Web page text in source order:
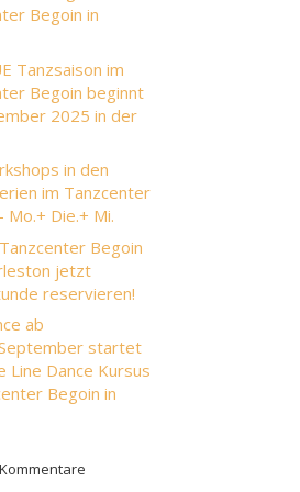
Begoin in
Tanzsaison im
Begoin beginnt
2025 in der
in den
im Tanzcenter
Mo.+ Die.+ Mi.
Begoin
jetzt
reservieren!
ab
startet
Line Dance Kursus
Begoin in